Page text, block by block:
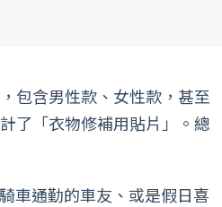
包含男性款、女性款，甚至
了「衣物修補用貼片」。總
車通勤的車友、或是假日喜